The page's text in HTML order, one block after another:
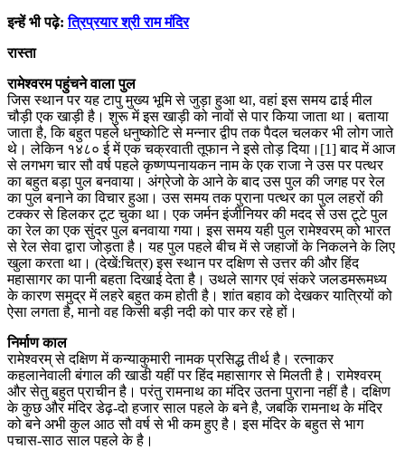
इन्हें भी पढ़े:त्रिप्रयार श्री राम मंदिर
रास्ता
रामेश्वरम पहुंचने वाला पुल
जिस स्थान पर यह टापु मुख्य भूमि से जुड़ा हुआ था, वहां इस समय ढाई मील
चौड़ी एक खाड़ी है। शुरू में इस खाड़ी को नावों से पार किया जाता था। बताया
जाता है, कि बहुत पहले धनुष्कोटि से मन्नार द्वीप तक पैदल चलकर भी लोग जाते
थे। लेकिन १४८० ई में एक चक्रवाती तूफान ने इसे तोड़ दिया।[1] बाद में आज
से लगभग चार सौ वर्ष पहले कृष्णप्पनायकन नाम के एक राजा ने उस पर पत्थर
का बहुत बड़ा पुल बनवाया। अंग्रेजो के आने के बाद उस पुल की जगह पर रेल
का पुल बनाने का विचार हुआ। उस समय तक पुराना पत्थर का पुल लहरों की
टक्कर से हिलकर टूट चुका था। एक जर्मन इंजीनियर की मदद से उस टूटे पुल
का रेल का एक सुंदर पुल बनवाया गया। इस समय यही पुल रामेश्वरम् को भारत
से रेल सेवा द्वारा जोड़ता है। यह पुल पहले बीच में से जहाजों के निकलने के लिए
खुला करता था। (देखें:चित्र) इस स्थान पर दक्षिण से उत्तर की और हिंद
महासागर का पानी बहता दिखाई देता है। उथले सागर एवं संकरे जलडमरूमध्य
के कारण समुद्र में लहरे बहुत कम होती है। शांत बहाव को देखकर यात्रियों को
ऐसा लगता है, मानो वह किसी बड़ी नदी को पार कर रहे हों।
निर्माण काल
रामेश्वरम् से दक्षिण में कन्याकुमारी नामक प्रसिद्ध तीर्थ है। रत्नाकर
कहलानेवाली बंगाल की खाडी यहीं पर हिंद महासागर से मिलती है। रामेश्वरम्
और सेतु बहुत प्राचीन है। परंतु रामनाथ का मंदिर उतना पुराना नहीं है। दक्षिण
के कुछ और मंदिर डेढ़-दो हजार साल पहले के बने है, जबकि रामनाथ के मंदिर
को बने अभी कुल आठ सौ वर्ष से भी कम हुए है। इस मंदिर के बहुत से भाग
पचास-साठ साल पहले के है।